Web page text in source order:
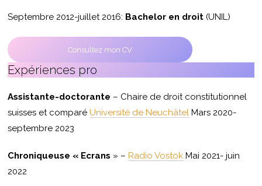
Septembre 2012-juillet 2016: Bachelor en droit (UNIL)
Consultez mon CV
Expériences pro
Assistante-doctorante – Chaire de droit constitutionnel
suisses et comparé Université de Neuchâtel Mars 2020-
septembre 2023
Chroniqueuse « Ecrans » – Radio Vostok Mai 2021- juin
2022